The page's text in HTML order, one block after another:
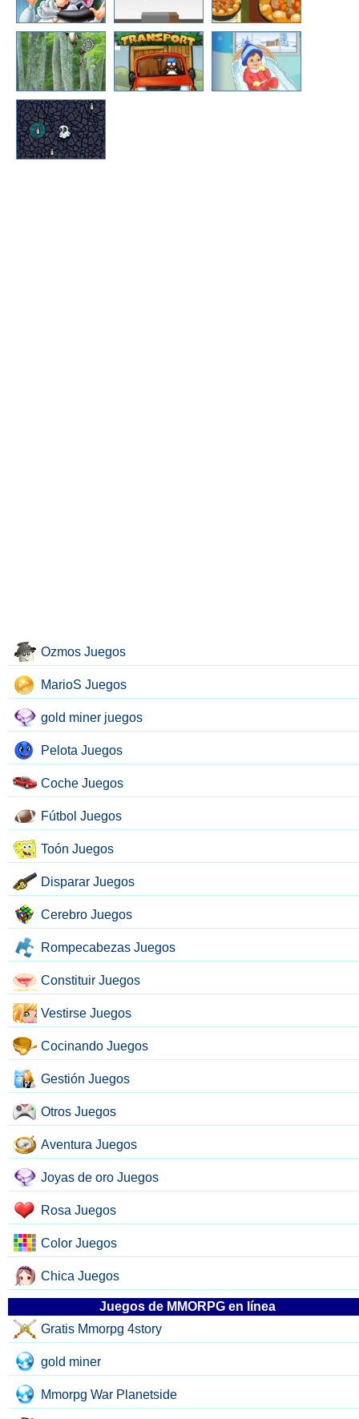
Ozmos Juegos
MarioS Juegos
gold miner juegos
Pelota Juegos
Coche Juegos
Fútbol Juegos
Toón Juegos
Disparar Juegos
Cerebro Juegos
Rompecabezas Juegos
Constituir Juegos
Vestirse Juegos
Cocinando Juegos
Gestión Juegos
Otros Juegos
Aventura Juegos
Joyas de oro Juegos
Rosa Juegos
Color Juegos
Chica Juegos
Juegos de MMORPG en línea
Gratis Mmorpg 4story
gold miner
Mmorpg War Planetside